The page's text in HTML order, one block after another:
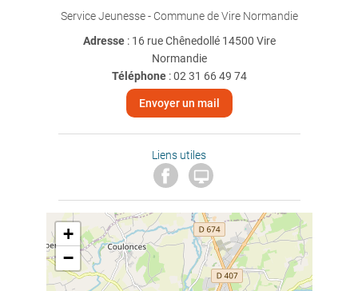
Service Jeunesse - Commune de Vire Normandie
Adresse : 16 rue Chênedollé 14500 Vire
Normandie
Téléphone:02 31 66 49 74
Envoyer un mail
Liens utiles

+
−